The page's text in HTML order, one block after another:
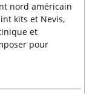
nord américain
kits et Nevis,
et
pour